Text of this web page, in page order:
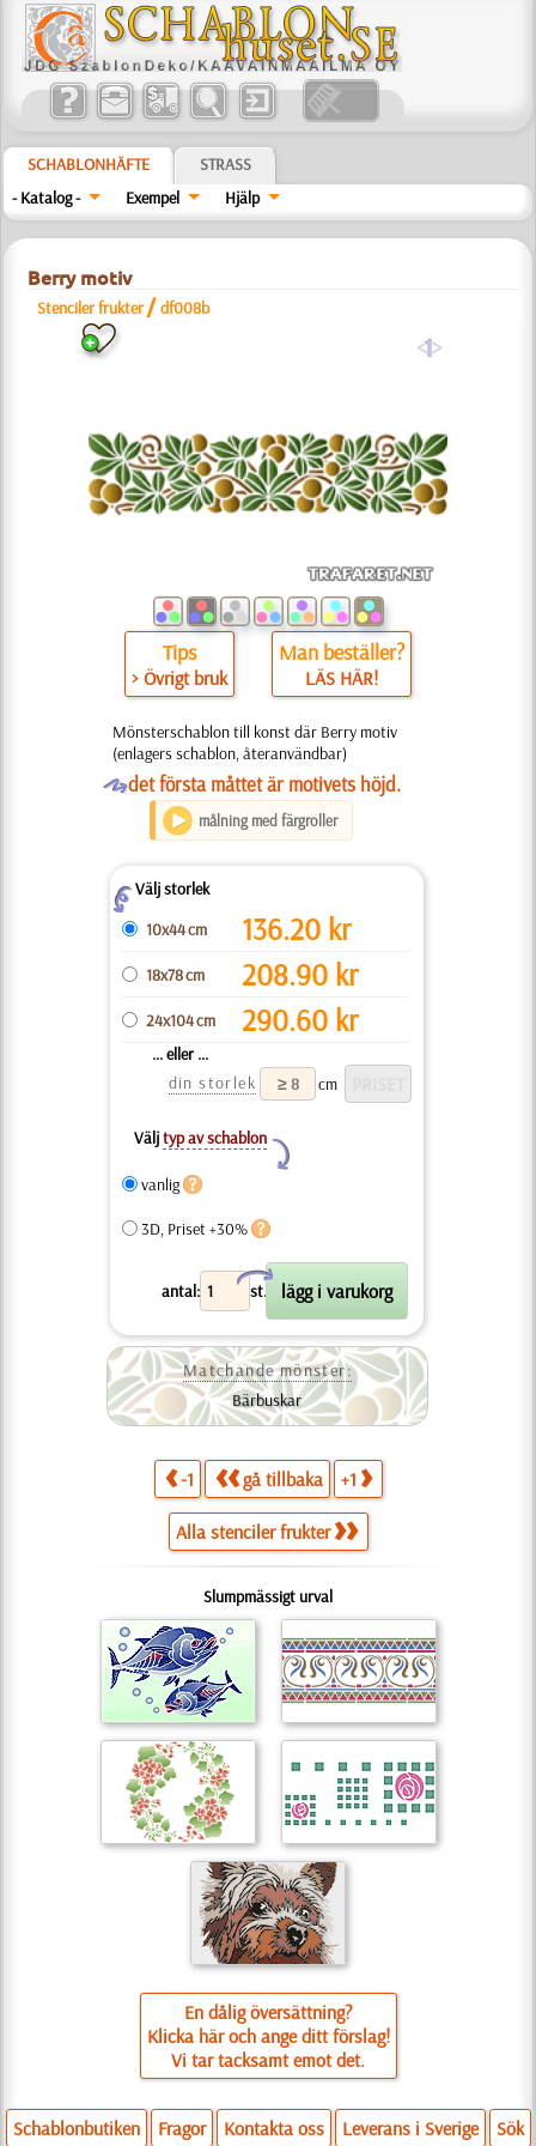
SCHABLONHÄFTE
STRASS
- Katalog -
Exempel Hjälp
Berry motiv
Stenciler frukter /df008b
a
Tips
> Övrigt bruk
Man beställer?
LÄS HÄR!
Mönsterschablon till konst där Berry motiv
(enlagers schablon, återanvändbar)
Odet första måttet är motivets höjd.
målning med färgroller
ZVälj storlek
10x44 cm
136.20 kr
18x78 cm 208.90 kr
24x104 cm 290.60 kr
... eller ...
din storlek
cm
Väljtyp av schablon
Y
vanlig
3D, Priset +30%
antal: st.
X
Matchande mönster:
Bärbuskar
-1 gå tillbaka +1
Alla stenciler frukter
Slumpmässigt urval
En dålig översättning?
Klicka här och ange ditt förslag!
Vi tar tacksamt emot det.
Schablonbutiken Fragor Kontakta oss Leverans i Sverige Sök